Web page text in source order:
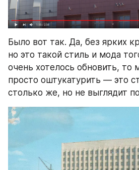
Было вот так. Да, без ярких
но это такой стиль и мода
очень хотелось обновить, то
просто оштукатурить — это
столько же, но не выглядит